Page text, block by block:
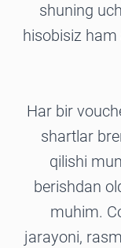
shuning
hisobisiz ham
Har bir
shartlar
qilishi
berishdan
muhim.
jarayoni,